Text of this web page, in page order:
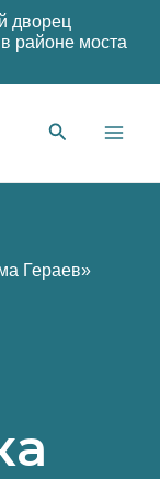
дворец
районе моста
Гераев»